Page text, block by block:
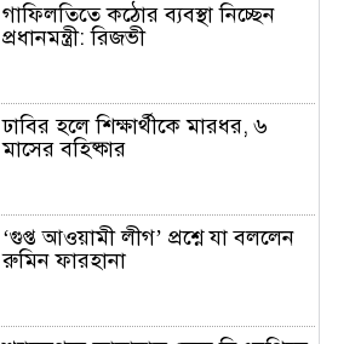
গাফিলতিতে কঠোর ব্যবস্থা নিচ্ছেন
প্রধানমন্ত্রী: রিজভী
ঢাবির হলে শিক্ষার্থীকে মারধর, ৬
মাসের বহিষ্কার
‘গুপ্ত আওয়ামী লীগ’ প্রশ্নে যা বললেন
রুমিন ফারহানা